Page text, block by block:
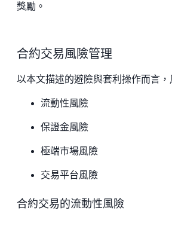
獎勵。
合約交易風險管理
以本文描述的避險與套利操作而言，
流動性風險
保證金風險
極端市場風險
交易平台風險
合約交易的流動性風險